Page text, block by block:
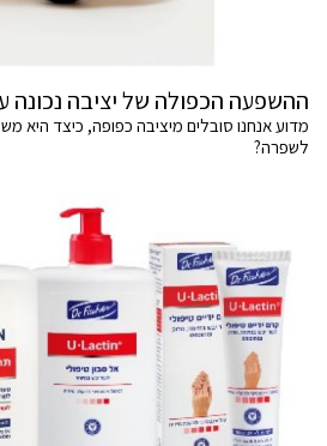
ההשפעה הכפולה של יציבה נכונה
מדוע אנחנו סובלים מיציבה כפופה, כיצד היא
לשפרה?